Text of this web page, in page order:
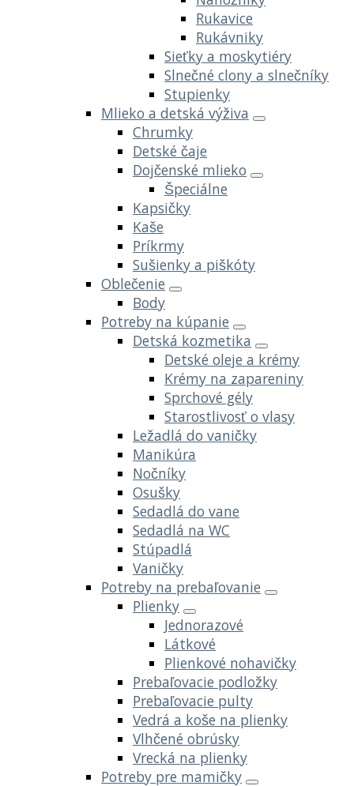
Rukavice
Rukávniky
Sieťky a moskytiéry
Slnečné clony a slnečníky
Stupienky
Mlieko a detská výživa
Chrumky
Detské čaje
Dojčenské mlieko
Špeciálne
Kapsičky
Kaše
Príkrmy
Sušienky a piškóty
Oblečenie
Body
Potreby na kúpanie
Detská kozmetika
Detské oleje a krémy
Krémy na zapareniny
Sprchové gély
Starostlivosť o vlasy
Ležadlá do vaničky
Manikúra
Nočníky
Osušky
Sedadlá do vane
Sedadlá na WC
Stúpadlá
Vaničky
Potreby na prebaľovanie
Plienky
Jednorazové
Látkové
Plienkové nohavičky
Prebaľovacie podložky
Prebaľovacie pulty
Vedrá a koše na plienky
Vlhčené obrúsky
Vrecká na plienky
Potreby pre mamičky